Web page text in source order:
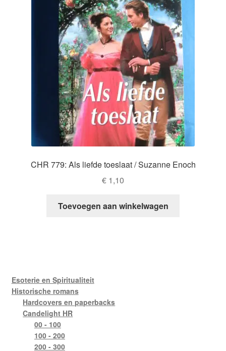
CHR 779: Als liefde toeslaat / Suzanne Enoch
€ 1,10
Toevoegen aan winkelwagen
Esoterie en Spiritualiteit
Historische romans
Hardcovers en paperbacks
Candelight HR
00 - 100
100 - 200
200 - 300